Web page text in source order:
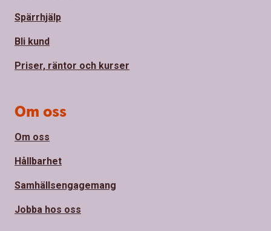
Spärrhjälp
Bli kund
Priser, räntor och kurser
Om oss
Om oss
Hållbarhet
Samhällsengagemang
Jobba hos oss